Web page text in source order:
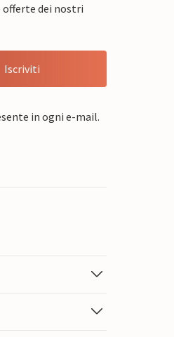
offerte dei nostri
Iscriviti
in ogni e-mail.